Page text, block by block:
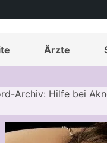
Ärzte
Archiv: Hilfe bei